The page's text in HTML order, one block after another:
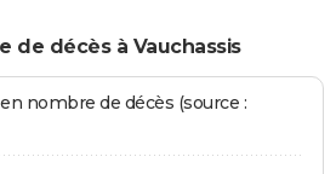
de décès à Vauchassis
nombre de décès (source :